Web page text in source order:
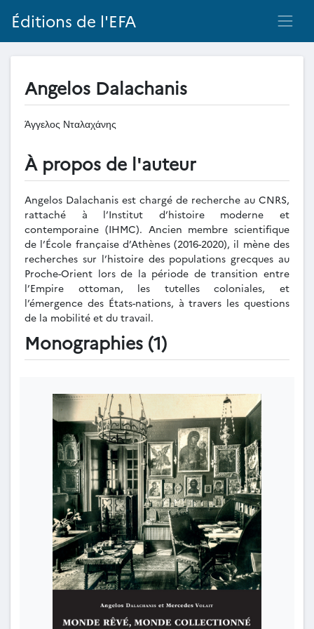
Éditions de l'EFA
Angelos Dalachanis
Άγγελος Νταλαχάνης
À propos de l'auteur
Angelos Dalachanis est chargé de recherche au CNRS,
rattaché à l’Institut d’histoire moderne et
contemporaine (IHMC). Ancien membre scientifique
de l’École française d’Athènes (2016-2020), il mène des
recherches sur l’histoire des populations grecques au
Proche-Orient lors de la période de transition entre
l’Empire ottoman, les tutelles coloniales, et
l’émergence des États-nations, à travers les questions
de la mobilité et du travail.
Monographies (1)